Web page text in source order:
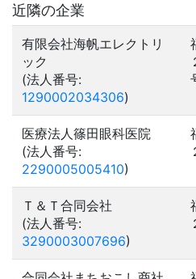
近隣の企業
有限会社海帆エレクトリ
ック
(法人番号:
1290002034306)
医療法人篠田眼科医院
(法人番号:
2290005005410)
Ｔ＆Ｔ合同会社
(法人番号:
3290003007696)